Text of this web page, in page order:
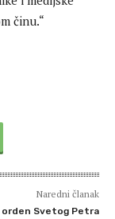
činu.“
Naredni članak
Svetog Petra